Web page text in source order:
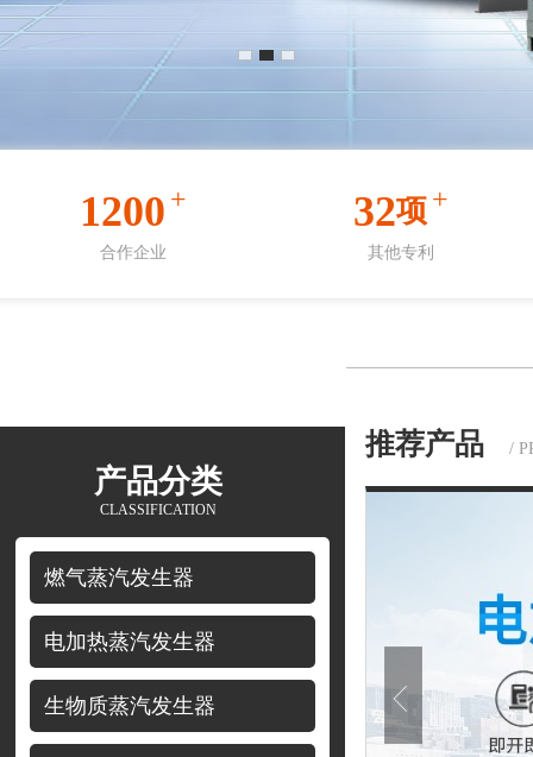
1200 +
合作企业
32项 +
其他专利
产品分类
CLASSIFICATION
燃气蒸汽发生器
电加热蒸汽发生器
生物质蒸汽发生器
推荐产品 /